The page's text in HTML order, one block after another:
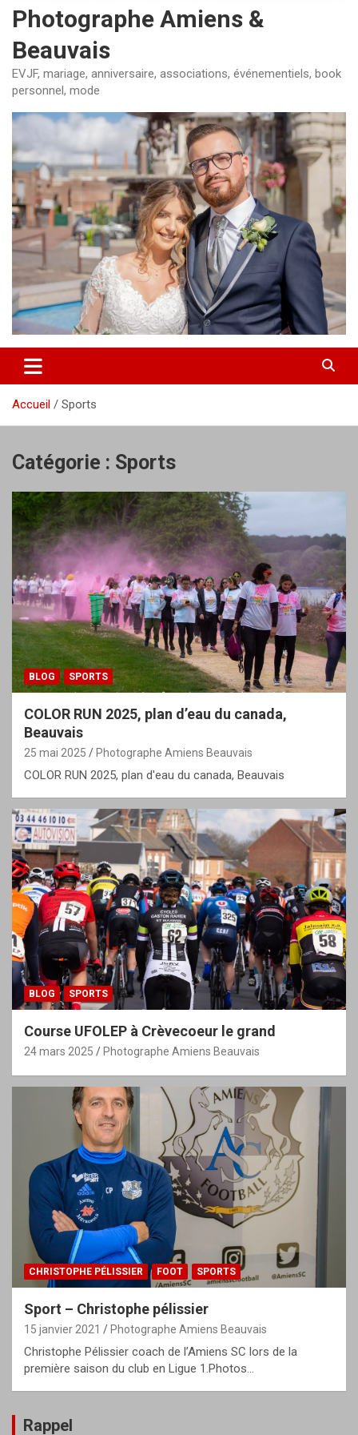
Photographe Amiens &
Beauvais
EVJF, mariage, anniversaire, associations, événementiels, book
personnel, mode
Accueil Sports
Catégorie : Sports
BLOG SPORTS
COLOR RUN 2025, plan d’eau du canada,
Beauvais
25 mai 2025 Photographe Amiens Beauvais
COLOR RUN 2025, plan d'eau du canada, Beauvais
BLOG SPORTS
Course UFOLEP à Crèvecoeur le grand
24 mars 2025 Photographe Amiens Beauvais
CHRISTOPHE PÉLISSIER FOOT SPORTS
Sport – Christophe pélissier
15 janvier 2021 Photographe Amiens Beauvais
Christophe Pélissier coach de l’Amiens SC lors de la
première saison du club en Ligue 1.Photos…
Rappel